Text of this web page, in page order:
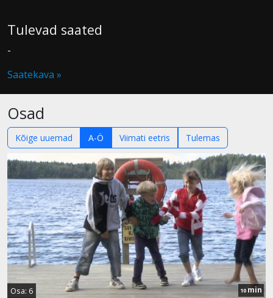
Tulevad saated
-
Saatekava »
Osad
Kõige uuemad A-Ö Viimati eetris Tulemas
Osa: 6 10min